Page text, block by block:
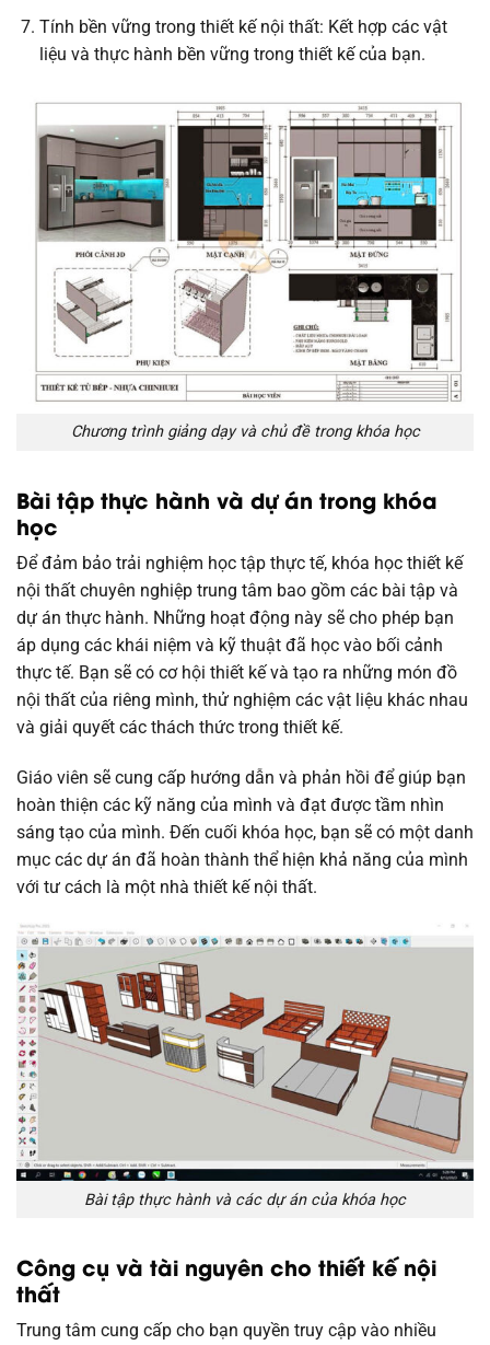
Tính bền vững trong thiết kế nội thất: Kết hợp các vật
liệu và thực hành bền vững trong thiết kế của bạn.
Chương trình giảng dạy và chủ đề trong khóa học
Bài tập thực hành và dự án trong khóa
học
Để đảm bảo trải nghiệm học tập thực tế, khóa học thiết kế
nội thất chuyên nghiệp trung tâm bao gồm các bài tập và
dự án thực hành. Những hoạt động này sẽ cho phép bạn
áp dụng các khái niệm và kỹ thuật đã học vào bối cảnh
thực tế. Bạn sẽ có cơ hội thiết kế và tạo ra những món đồ
nội thất của riêng mình, thử nghiệm các vật liệu khác nhau
và giải quyết các thách thức trong thiết kế.
Giáo viên sẽ cung cấp hướng dẫn và phản hồi để giúp bạn
hoàn thiện các kỹ năng của mình và đạt được tầm nhìn
sáng tạo của mình. Đến cuối khóa học, bạn sẽ có một danh
mục các dự án đã hoàn thành thể hiện khả năng của mình
với tư cách là một nhà thiết kế nội thất.
Bài tập thực hành và các dự án của khóa học
Công cụ và tài nguyên cho thiết kế nội
thất
Trung tâm cung cấp cho bạn quyền truy cập vào nhiều